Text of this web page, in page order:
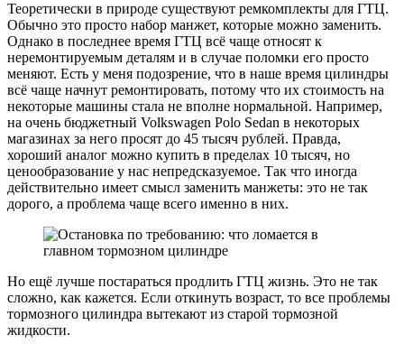
Теоретически в природе существуют ремкомплекты для ГТЦ.
Обычно это просто набор манжет, которые можно заменить.
Однако в последнее время ГТЦ всё чаще относят к
неремонтируемым деталям и в случае поломки его просто
меняют. Есть у меня подозрение, что в наше время цилиндры
всё чаще начнут ремонтировать, потому что их стоимость на
некоторые машины стала не вполне нормальной. Например,
на очень бюджетный Volkswagen Polo Sedan в некоторых
магазинах за него просят до 45 тысяч рублей. Правда,
хороший аналог можно купить в пределах 10 тысяч, но
ценообразование у нас непредсказуемое. Так что иногда
действительно имеет смысл заменить манжеты: это не так
дорого, а проблема чаще всего именно в них.
Но ещё лучше постараться продлить ГТЦ жизнь. Это не так
сложно, как кажется. Если откинуть возраст, то все проблемы
тормозного цилиндра вытекают из старой тормозной
жидкости.